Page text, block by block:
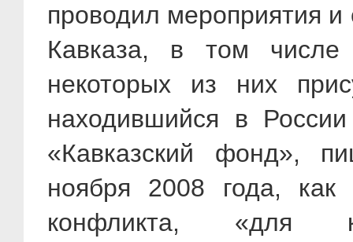
проводил мероприятия
Кавказа, в том
некоторых из них
находившийся в
«Кавказский фонд»,
ноября 2008 года, как
конфликта, «для